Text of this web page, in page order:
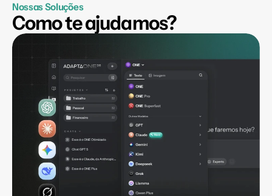
Nossas Soluções
Como te ajudamos?